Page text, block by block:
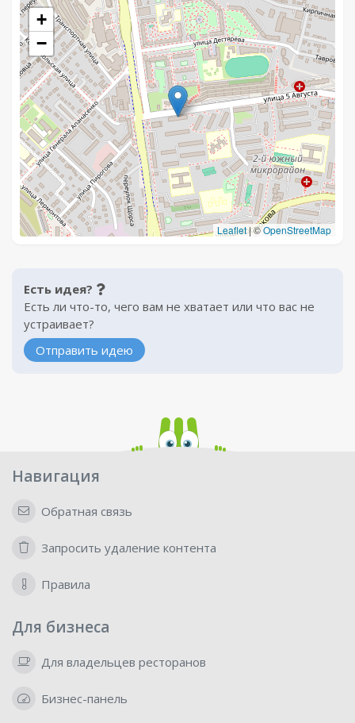
+
−
Leaflet|©OpenStreetMap
Есть идея?
Есть ли что-то, чего вам не хватает или что вас не
устраивает?
Отправить идею
Навигация
Обратная связь
Запросить удаление контента
Правила
Для бизнеса
Для владельцев ресторанов
Бизнес-панель